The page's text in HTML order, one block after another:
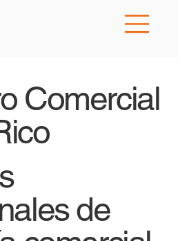
Comercial
de